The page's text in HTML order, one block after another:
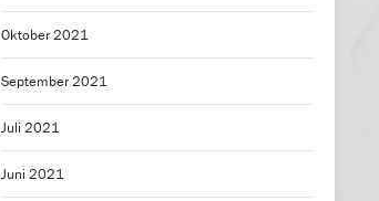
Oktober 2021
September 2021
Juli 2021
Juni 2021